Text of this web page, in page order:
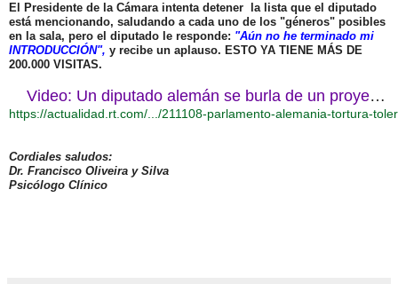
El Presidente de la Cámara intenta detener la lista que el diputado
está mencionando, saludando a cada uno de los "géneros" posibles
en la sala, pero el diputado le responde: "Aún no he terminado mi
INTRODUCCIÓN", y recibe un aplauso. ESTO YA TIENE MÁS DE
200.000 VISITAS.
Video: Un diputado alemán se burla de un proyecto de ley sobre la ...
https://actualidad.rt.com/.../211108-parlamento-alemania-tortura-
Cordiales saludos:
Dr. Francisco Oliveira y Silva
Psicólogo Clínico